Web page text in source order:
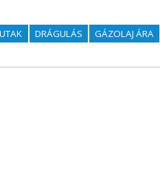
DRÁGULÁS GÁZOLAJ ÁRA